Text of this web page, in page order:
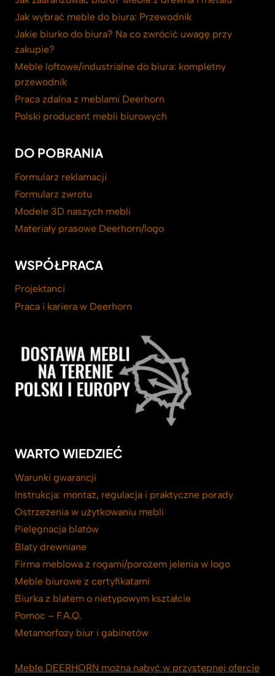
Jak wybrać meble do biura: Przewodnik
Jakie biurko do biura? Na co zwrócić uwagę przy
zakupie?
Meble loftowe/industrialne do biura: kompletny
przewodnik
Praca zdalna z meblami Deerhorn
Polski producent mebli biurowych
DO POBRANIA
Formularz reklamacji
Formularz zwrotu
Modele 3D naszych mebli
Materiały prasowe Deerhorn/logo
WSPÓŁPRACA
Projektanci
Praca i kariera w Deerhorn
WARTO WIEDZIEĆ
Warunki gwarancji
Instrukcja: montaż, regulacja i praktyczne porady
Ostrzeżenia w użytkowaniu mebli
Pielęgnacja blatów
Blaty drewniane
Firma meblowa z rogami/porożem jelenia w logo
Meble biurowe z certyfikatami
Biurka z blatem o nietypowym kształcie
Pomoc – F.A.Q.
Metamorfozy biur i gabinetów
Meble DEERHORN można nabyć w przystępnej ofercie